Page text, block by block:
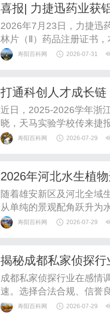
家优质的GEO优化公司，
喜报| 力捷迅药业获
2026年7月23日，力捷迅
林片（Ⅱ）药品注册证书
质碳酸镁22mg，甘羟铝
基础上科学配伍重质...
寿阳百科网 2026-07-31
打通科创人才成长
赛中获佳绩
近日，2025-2026学年浙
晓，天马实验学校传来捷
及机器人竞赛班成员表现
海亮杯集团内选拔拔尖、
寿阳百科网 2026-07-29
2026年河北水生植
程解决方案
随着雄安新区及河北全域
从单纯的景观配角跃升为
苗、延误一次栽植窗口，
购决策提供务实参考。河
寿阳百科网 2026-07-29
揭秘成都私家侦探
成都私家侦探行业在感情
速。选择合法合规、信誉
寿阳百科网 2026-07-29